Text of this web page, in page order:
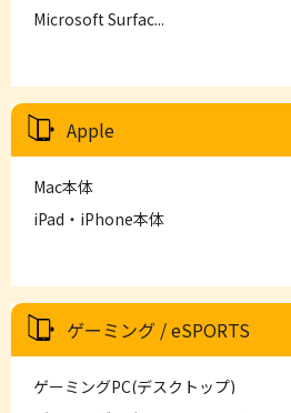
Microsoft Surfac...
Apple
Mac本体
iPad・iPhone本体
ゲーミング / eSPORTS
ゲーミングPC(デスクトップ)